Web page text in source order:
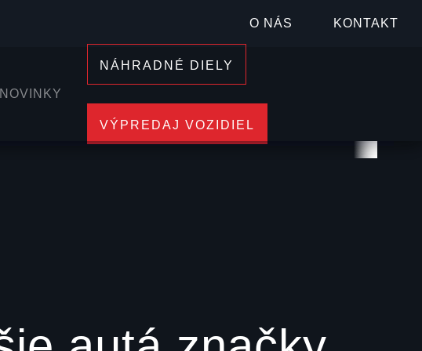
O NÁS KONTAKT
OSOBNÝCH VOZIDIEL
ZNAČKY BYD
NOVINKY
NÁHRADNÉ DIELY
VÝPREDAJ VOZIDIEL